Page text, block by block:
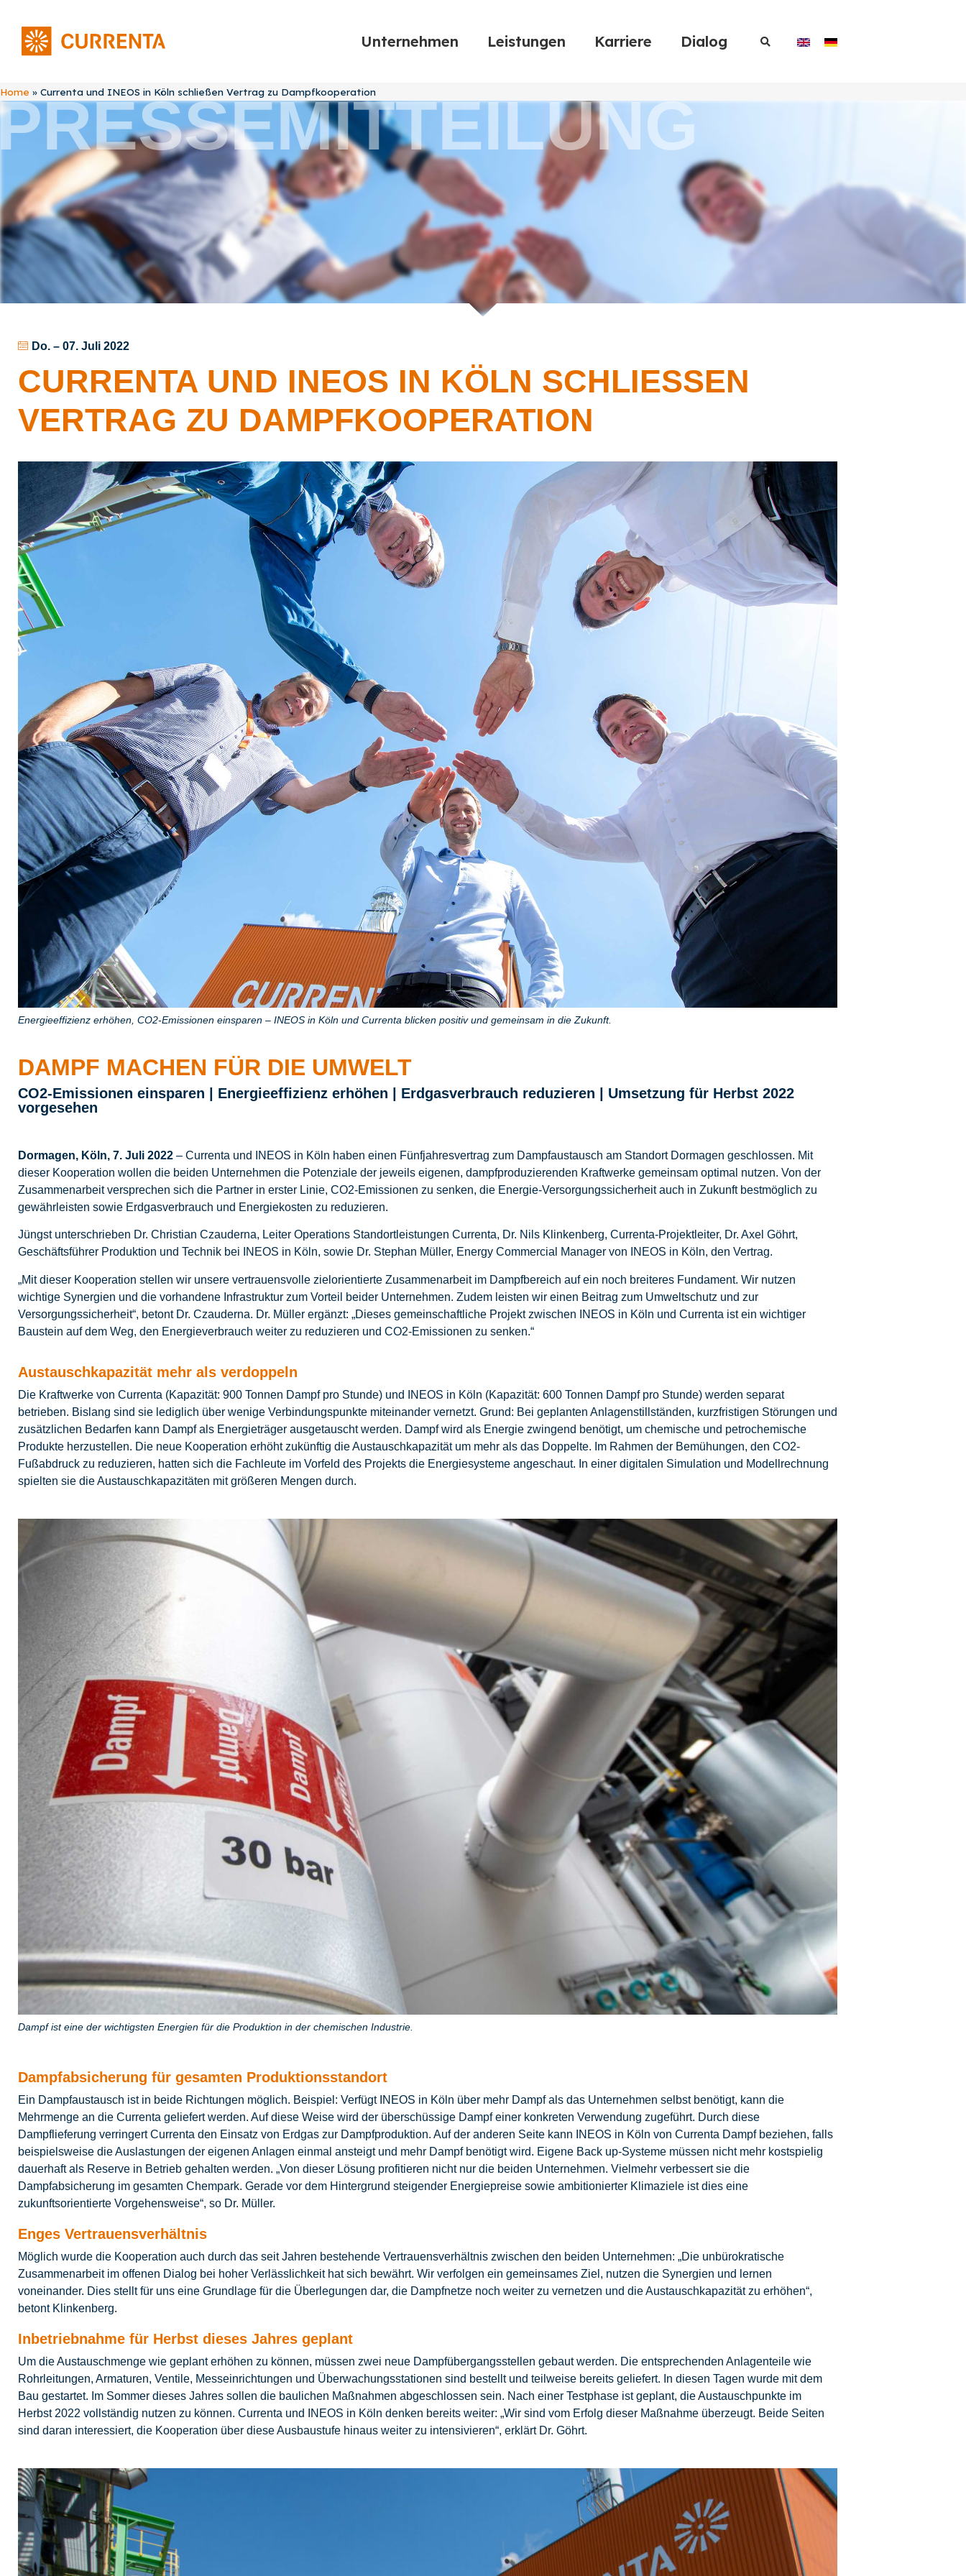
Unternehmen Leistungen Karriere Dialog
Home » Currenta und INEOS in Köln schließen Vertrag zu Dampfkooperation
Do. – 07. Juli 2022
CURRENTA UND INEOS IN KÖLN SCHLIESSEN V
ERTRAG ZU DAMPFKOOPERATION
Energieeffizienz erhöhen, CO2-Emissionen einsparen – INEOS in Köln und Currenta blicken positiv und gemeinsam in die Zukunft.
DAMPF MACHEN FÜR DIE UMWELT
CO2-Emissionen einsparen | Energieeffizienz erhöhen | Erdgasverbrauch reduzieren | Umsetzung für Herbst 2022
vorgesehen
Dormagen, Köln, 7. Juli 2022 – Currenta und INEOS in Köln haben einen Fünfjahresvertrag zum Dampfaustausch am Standort Dormagen geschlossen. Mit
dieser Kooperation wollen die beiden Unternehmen die Potenziale der jeweils eigenen, dampfproduzierenden Kraftwerke gemeinsam optimal nutzen. Von der
Zusammenarbeit versprechen sich die Partner in erster Linie, CO2-Emissionen zu senken, die Energie-Versorgungssicherheit auch in Zukunft bestmöglich zu
gewährleisten sowie Erdgasverbrauch und Energiekosten zu reduzieren.
Jüngst unterschrieben Dr. Christian Czauderna, Leiter Operations Standortleistungen Currenta, Dr. Nils Klinkenberg, Currenta-Projektleiter, Dr. Axel Göhrt,
Geschäftsführer Produktion und Technik bei INEOS in Köln, sowie Dr. Stephan Müller, Energy Commercial Manager von INEOS in Köln, den Vertrag.
„Mit dieser Kooperation stellen wir unsere vertrauensvolle zielorientierte Zusammenarbeit im Dampfbereich auf ein noch breiteres Fundament. Wir nutzen
wichtige Synergien und die vorhandene Infrastruktur zum Vorteil beider Unternehmen. Zudem leisten wir einen Beitrag zum Umweltschutz und zur
Versorgungssicherheit“, betont Dr. Czauderna. Dr. Müller ergänzt: „Dieses gemeinschaftliche Projekt zwischen INEOS in Köln und Currenta ist ein wichtiger
Baustein auf dem Weg, den Energieverbrauch weiter zu reduzieren und CO2-Emissionen zu senken.“
Austauschkapazität mehr als verdoppeln
Die Kraftwerke von Currenta (Kapazität: 900 Tonnen Dampf pro Stunde) und INEOS in Köln (Kapazität: 600 Tonnen Dampf pro Stunde) werden separat
betrieben. Bislang sind sie lediglich über wenige Verbindungspunkte miteinander vernetzt. Grund: Bei geplanten Anlagenstillständen, kurzfristigen Störungen und
zusätzlichen Bedarfen kann Dampf als Energieträger ausgetauscht werden. Dampf wird als Energie zwingend benötigt, um chemische und petrochemische
Produkte herzustellen. Die neue Kooperation erhöht zukünftig die Austauschkapazität um mehr als das Doppelte. Im Rahmen der Bemühungen, den CO2-
Fußabdruck zu reduzieren, hatten sich die Fachleute im Vorfeld des Projekts die Energiesysteme angeschaut. In einer digitalen Simulation und Modellrechnung
spielten sie die Austauschkapazitäten mit größeren Mengen durch.
Dampf ist eine der wichtigsten Energien für die Produktion in der chemischen Industrie.
Dampfabsicherung für gesamten Produktionsstandort
Ein Dampfaustausch ist in beide Richtungen möglich. Beispiel: Verfügt INEOS in Köln über mehr Dampf als das Unternehmen selbst benötigt, kann die
Mehrmenge an die Currenta geliefert werden. Auf diese Weise wird der überschüssige Dampf einer konkreten Verwendung zugeführt. Durch diese
Dampflieferung verringert Currenta den Einsatz von Erdgas zur Dampfproduktion. Auf der anderen Seite kann INEOS in Köln von Currenta Dampf beziehen, falls
beispielsweise die Auslastungen der eigenen Anlagen einmal ansteigt und mehr Dampf benötigt wird. Eigene Back up-Systeme müssen nicht mehr kostspielig
dauerhaft als Reserve in Betrieb gehalten werden. „Von dieser Lösung profitieren nicht nur die beiden Unternehmen. Vielmehr verbessert sie die
Dampfabsicherung im gesamten Chempark. Gerade vor dem Hintergrund steigender Energiepreise sowie ambitionierter Klimaziele ist dies eine
zukunftsorientierte Vorgehensweise“, so Dr. Müller.
Enges Vertrauensverhältnis
Möglich wurde die Kooperation auch durch das seit Jahren bestehende Vertrauensverhältnis zwischen den beiden Unternehmen: „Die unbürokratische
Zusammenarbeit im offenen Dialog bei hoher Verlässlichkeit hat sich bewährt. Wir verfolgen ein gemeinsames Ziel, nutzen die Synergien und lernen
voneinander. Dies stellt für uns eine Grundlage für die Überlegungen dar, die Dampfnetze noch weiter zu vernetzen und die Austauschkapazität zu erhöhen“,
betont Klinkenberg.
Inbetriebnahme für Herbst dieses Jahres geplant
Um die Austauschmenge wie geplant erhöhen zu können, müssen zwei neue Dampfübergangsstellen gebaut werden. Die entsprechenden Anlagenteile wie
Rohrleitungen, Armaturen, Ventile, Messeinrichtungen und Überwachungsstationen sind bestellt und teilweise bereits geliefert. In diesen Tagen wurde mit dem
Bau gestartet. Im Sommer dieses Jahres sollen die baulichen Maßnahmen abgeschlossen sein. Nach einer Testphase ist geplant, die Austauschpunkte im
Herbst 2022 vollständig nutzen zu können. Currenta und INEOS in Köln denken bereits weiter: „Wir sind vom Erfolg dieser Maßnahme überzeugt. Beide Seiten
sind daran interessiert, die Kooperation über diese Ausbaustufe hinaus weiter zu intensivieren“, erklärt Dr. Göhrt.